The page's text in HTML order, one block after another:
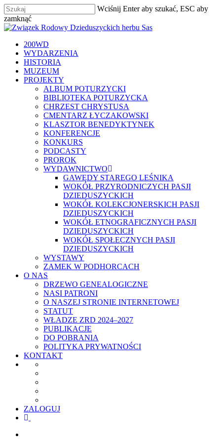
Skip
to
main
Wciśnij Enter aby szukać, ESC aby
zamknąć
Zamknij
szukaj
Menu
200WD
WYDARZENIA
HISTORIA
MUZEUM
PROJEKTY
ALBUM POTURZYCKI
BIBLIOTEKA POTURZYCKA
CHRZEST CHRYSTUSA
CMENTARZ ŁYCZAKOWSKI
KLASZTOR BENEDYKTYNEK
KONFERENCJE
KONKURS
PODCASTY
PROROK
WYDAWNICTWO
GAWĘDY STAREGO LEŚNIKA
WOKÓŁ PRZYRODNICZYCH PASJI
DZIEDUSZYCKICH
WOKÓŁ KOLEKCJONERSKICH PASJI
DZIEDUSZYCKICH
WOKÓŁ ETNOGRAFICZNYCH PASJI
DZIEDUSZYCKICH
WOKÓŁ SPOŁECZNYCH PASJI
DZIEDUSZYCKICH
WYSTAWY
ZAMEK W PODHORCACH
O NAS
DRZEWO GENEALOGICZNE
NASI PATRONI
O NASZEJ STRONIE INTERNETOWEJ
STATUT
WŁADZE ZRD 2024–2027
PUBLIKACJE
DO POBRANIA
POLITYKA PRYWATNOŚCI
KONTAKT
ZALOGUJ
facebook